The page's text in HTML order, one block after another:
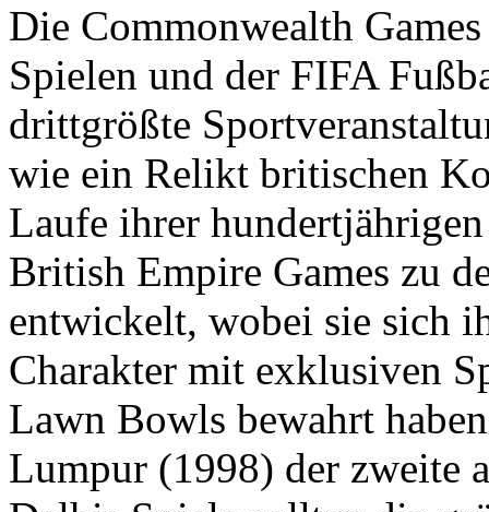
Die Commonwealth
Spielen und der FIFA
drittgrößte
wie ein Relikt britischen
Laufe ihrer
British Empire Games zu
entwickelt, wobei sie sich
Charakter mit exklusiven
Lawn Bowls bewahrt
Lumpur (1998) der zweite